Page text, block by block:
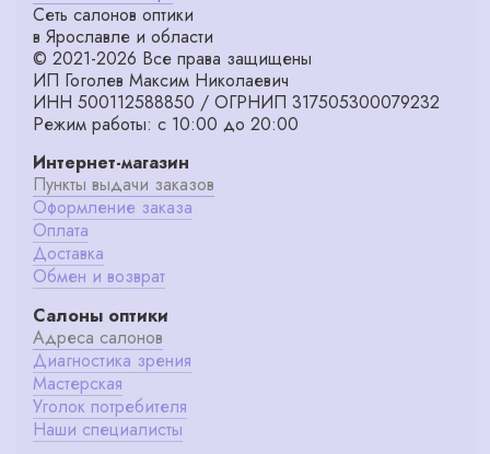
Сеть салонов оптики
в Ярославле и области
© 2021-2026 Все права защищены
ИП Гоголев Максим Николаевич
ИНН 500112588850 / ОГРНИП 317505300079232
Режим работы: с 10:00 до 20:00
Интернет-магазин
Пункты выдачи заказов
Оформление заказа
Оплата
Доставка
Обмен и возврат
Салоны оптики
Адреса салонов
Диагностика зрения
Мастерская
Уголок потребителя
Наши специалисты